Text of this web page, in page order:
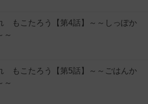
もこたろう【第4話】～～しっぽか
～
もこたろう【第5話】～～ごはんか
～